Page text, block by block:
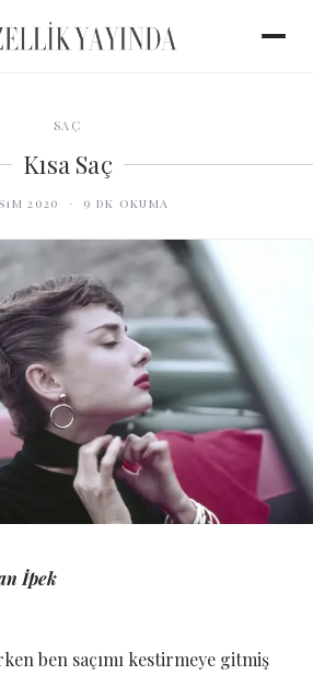
SAÇ
Kısa Saç
2020 · 9 dk okuma
İpek
ben saçımı kestirmeye gitmiş